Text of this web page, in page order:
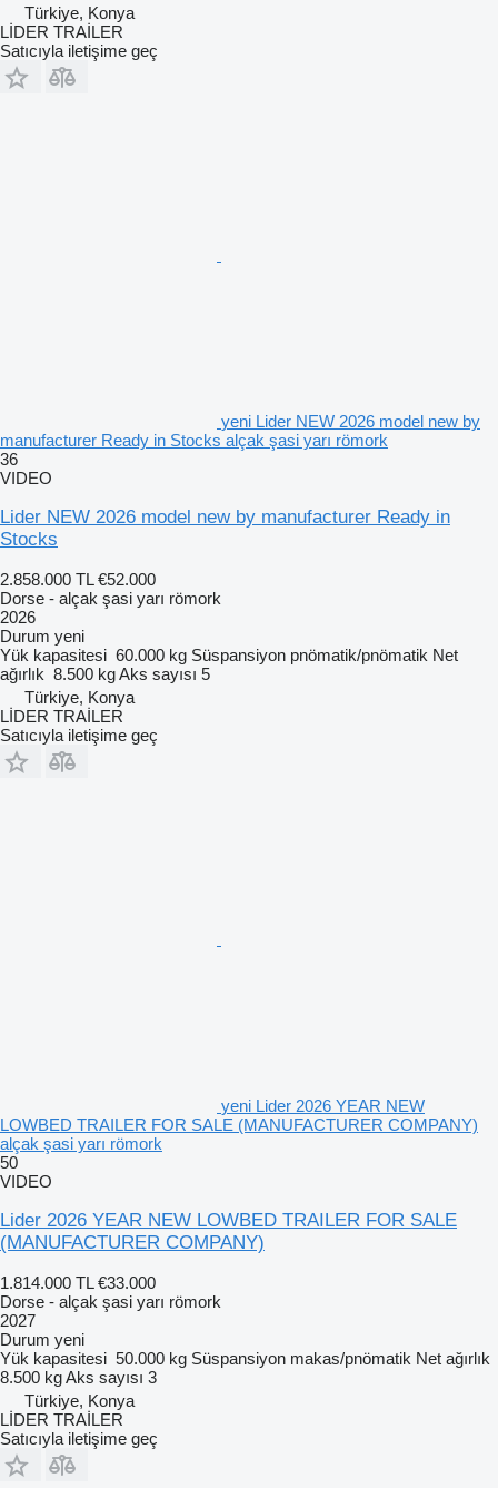
Türkiye, Konya
LİDER TRAİLER
Satıcıyla iletişime geç
yeni Lider NEW 2026 model new by
manufacturer Ready in Stocks alçak şasi yarı römork
36
VIDEO
Lider NEW 2026 model new by manufacturer Ready in
Stocks
2.858.000 TL €52.000
Dorse - alçak şasi yarı römork
2026
Durum yeni
Yük kapasitesi 60.000 kg Süspansiyon pnömatik/pnömatik Net
ağırlık 8.500 kgAks sayısı 5
Türkiye, Konya
LİDER TRAİLER
Satıcıyla iletişime geç
yeni Lider 2026 YEAR NEW
LOWBED TRAILER FOR SALE (MANUFACTURER COMPANY)
alçak şasi yarı römork
50
VIDEO
Lider 2026 YEAR NEW LOWBED TRAILER FOR SALE
(MANUFACTURER COMPANY)
1.814.000 TL €33.000
Dorse - alçak şasi yarı römork
2027
Durum yeni
Yük kapasitesi 50.000 kg Süspansiyon makas/pnömatik Net ağırlık
8.500 kgAks sayısı 3
Türkiye, Konya
LİDER TRAİLER
Satıcıyla iletişime geç